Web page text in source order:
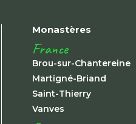
Monastères
France
Brou-sur-Chantereine
Martigné-Briand
Saint-Thierry
Vanves